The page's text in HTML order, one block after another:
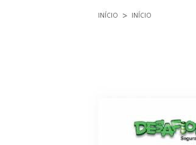
INÍCIO INÍCIO
Páginas